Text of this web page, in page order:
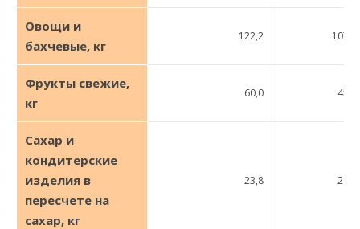
Овощи и
бахчевые, кг
122,2 107,0
Фрукты свежие,
кг
60,0 45,0
Сахар и
кондитерские
изделия в
пересчете на
сахар, кг
23,8 21,2